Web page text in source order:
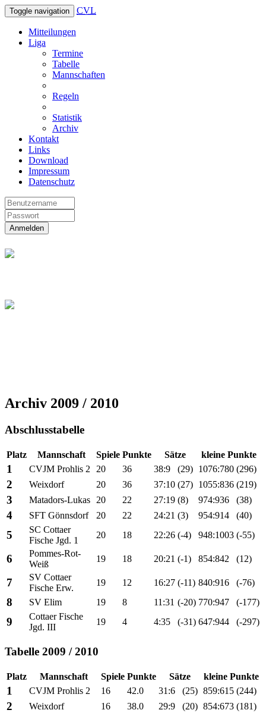
Toggle navigation CVL
Mitteilungen
Liga
Termine
Tabelle
Mannschaften
Regeln
Statistik
Archiv
Kontakt
Links
Download
Impressum
Datenschutz
Anmelden
Archiv 2009 / 2010
Abschlusstabelle
Platz Mannschaft Spiele Punkte Sätze kleine Punkte
1 CVJM Prohlis 2 20 36 38:9 (29) 1076:780 (296)
2 Weixdorf 20 36 37:10 (27) 1055:836 (219)
3 Matadors-Lukas 20 22 27:19 (8) 974:936 (38)
4 SFT Gönnsdorf 20 22 24:21 (3) 954:914 (40)
5
SC Cottaer
Fische Jgd. 1
20 18 22:26 (-4) 948:1003 (-55)
6
Pommes-Rot-
Weiß
19 18 20:21 (-1) 854:842 (12)
7
SV Cottaer
Fische Erw.
19 12 16:27 (-11) 840:916 (-76)
8 SV Elim 19 8 11:31 (-20) 770:947 (-177)
9
Cottaer Fische
Jgd. III
19 4 4:35 (-31) 647:944 (-297)
Tabelle 2009 / 2010
Platz Mannschaft Spiele Punkte Sätze kleine Punkte
1 CVJM Prohlis 2 16 42.0 31:6 (25) 859:615 (244)
2 Weixdorf 16 38.0 29:9 (20) 854:673 (181)